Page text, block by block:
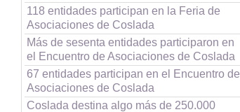
118 entidades participan en la Feria de
Asociaciones de Coslada
Más de sesenta entidades participaron en
el Encuentro de Asociaciones de Coslada
67 entidades participan en el Encuentro de
Asociaciones de Coslada
Coslada destina algo más de 250.000